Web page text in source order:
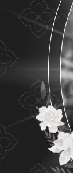
purpose of
settings it
Change
ก-
CC